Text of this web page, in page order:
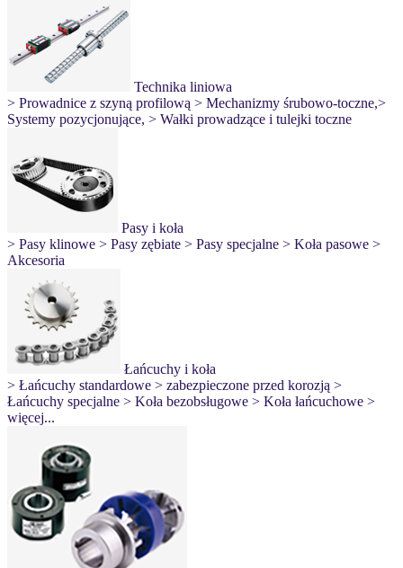
Technika liniowa
> Prowadnice z szyną profilową > Mechanizmy śrubowo-toczne,>
Systemy pozycjonujące, > Wałki prowadzące i tulejki toczne
Pasy i koła
> Pasy klinowe > Pasy zębiate > Pasy specjalne > Koła pasowe >
Akcesoria
Łańcuchy i koła
> Łańcuchy standardowe > zabezpieczone przed korozją >
Łańcuchy specjalne > Koła bezobsługowe > Koła łańcuchowe >
więcej...